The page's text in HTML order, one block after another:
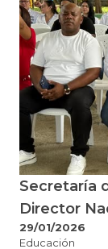
Secretaría
Director
29/01/2026
Educación